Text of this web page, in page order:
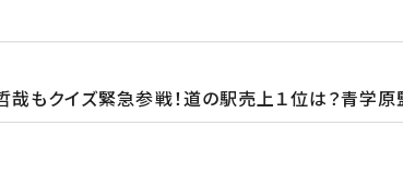
もクイズ緊急参戦！道の駅売上１位は？青学原